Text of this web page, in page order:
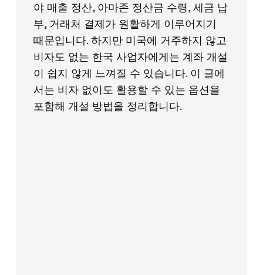
야 매출 정산, 아마존 정산금 수령, 세금 납
부, 거래처 결제가 원활하게 이루어지기
때문입니다. 하지만 미국에 거주하지 않고
비자도 없는 한국 사업자에게는 계좌 개설
이 쉽지 않게 느껴질 수 있습니다. 이 글에
서는 비자 없이도 활용할 수 있는 옵션을
포함해 개설 방법을 정리합니다.